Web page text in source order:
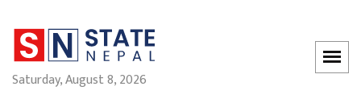
Saturday, August 8, 2026